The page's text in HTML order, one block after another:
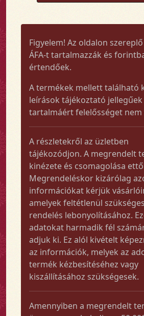
Figyelem! Az oldalon
ÁFA-t tartalmazzák és
értendőek.
A termékek mellett található
leírások tájékoztató jellegűek
tartalmáért felelősséget nem
A részletekről az üzletben
tájékozódjon. A megrendelt
kinézete és csomagolása
Megrendeléskor kizárólag
információkat kérjük
amelyek feltétlenül
rendelés lebonyolításához.
adatokat harmadik fél
adjuk ki. Ez alól kivételt
az információk, melyek az
termék kézbesítéséhez vagy
kiszállításához szükségesek.
Amennyiben a megrendelt